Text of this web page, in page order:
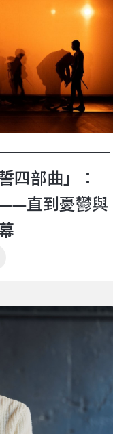
四部曲」：
——直到憂鬱與
．佛瑟《我是風》——